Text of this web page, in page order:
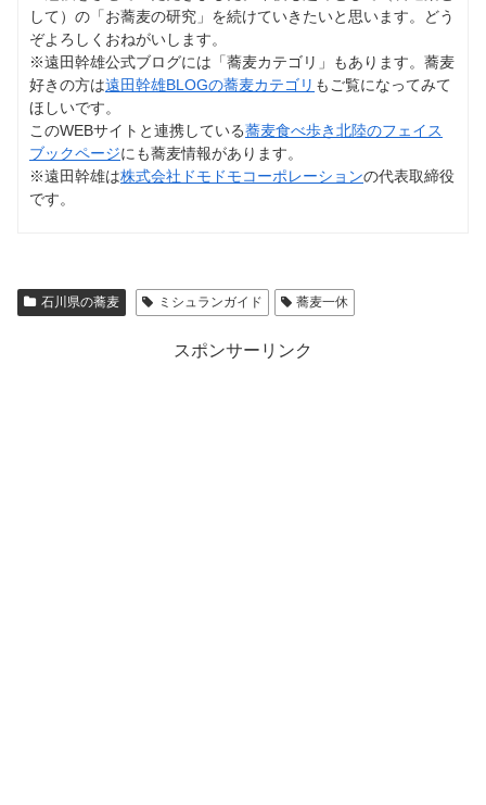
して）の「お蕎麦の研究」を続けていきたいと思います。どう
ぞよろしくおねがいします。
※遠田幹雄公式ブログには「蕎麦カテゴリ」もあります。蕎麦
好きの方は遠田幹雄BLOGの蕎麦カテゴリ もご覧になってみて
ほしいです。
このWEBサイトと連携している蕎麦食べ歩き北陸のフェイス
ブックページにも蕎麦情報があります。
※遠田幹雄は株式会社ドモドモコーポレーションの代表取締役
です。
石川県の蕎麦 ミシュランガイド 蕎麦一休
スポンサーリンク